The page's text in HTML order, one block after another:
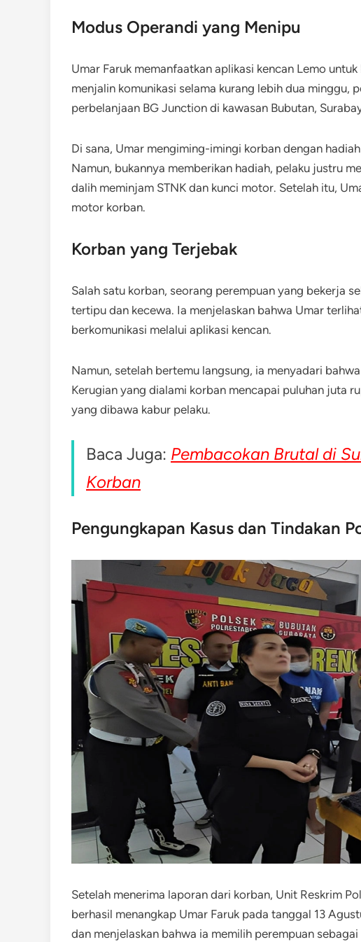
Modus Operandi yang Menipu
Umar Faruk memanfaatkan aplikasi kencan Lemo
menjalin komunikasi selama kurang lebih dua minggu,
perbelanjaan BG Junction di kawasan Bubutan,
Di sana, Umar mengiming-imingi korban dengan
Namun, bukannya memberikan hadiah, pelaku justru
dalih meminjam STNK dan kunci motor. Setelah itu,
motor korban.
Korban yang Terjebak
Salah satu korban, seorang perempuan yang bekerja
tertipu dan kecewa. Ia menjelaskan bahwa Umar
berkomunikasi melalui aplikasi kencan.
Namun, setelah bertemu langsung, ia menyadari
Kerugian yang dialami korban mencapai puluhan juta
yang dibawa kabur pelaku.
Baca Juga: Pembacokan Brutal di
Korban
Pengungkapan Kasus dan Tindakan
Setelah menerima laporan dari korban, Unit Reskrim
berhasil menangkap Umar Faruk pada tanggal 13
dan menjelaskan bahwa ia memilih perempuan